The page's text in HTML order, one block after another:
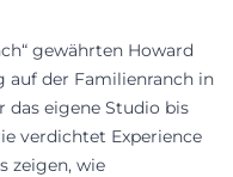
gewährten Howard
auf der Familienranch in
das eigene Studio bis
verdichtet Experience
zeigen, wie